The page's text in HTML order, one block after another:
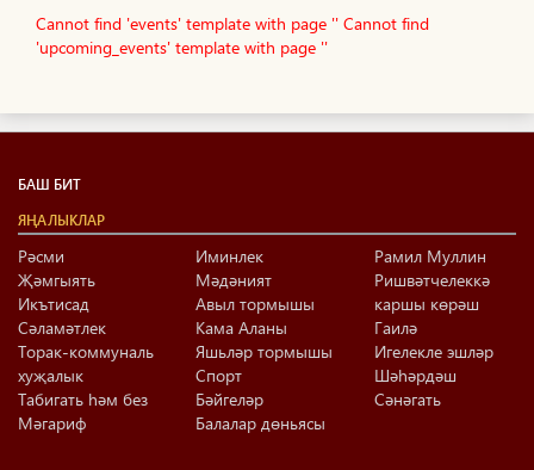
Cannot find 'events' template with page '' Cannot find
'upcoming_events' template with page ''
БАШ БИТ
ЯҢАЛЫКЛАР
Рәсми
Җәмгыять
Икътисад
Сәламәтлек
Торак-коммуналь
хуҗалык
Табигать һәм без
Мәгариф
Иминлек
Мәдәният
Авыл тормышы
Кама Аланы
Яшьләр тормышы
Спорт
Бәйгеләр
Балалар дөньясы
Рамил Муллин
Ришвәтчелеккә
каршы көрәш
Гаилә
Игелекле эшләр
Шәһәрдәш
Сәнәгать